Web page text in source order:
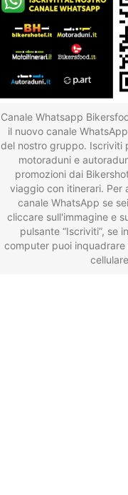
Canale Whatsapp
il nuovo canale
del nostro gruppo. Iscriviti
motoraduni e
promozioni dai
viaggio con itinerari. Per
canale WhatsApp se
cliccare sull'immagine e
pulsante “Iscriviti”, se
computer puoi inquadrare